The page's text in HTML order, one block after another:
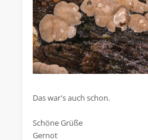
Das war's auch schon.
Schöne Grüße
Gernot